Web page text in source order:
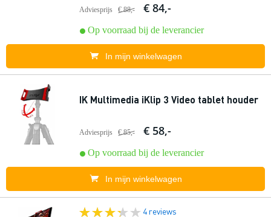
Adviesprijs € 88,- € 84,-
Op voorraad bij de leverancier
In mijn winkelwagen
IK Multimedia iKlip 3 Video tablet houder
Adviesprijs € 85,- € 58,-
Op voorraad bij de leverancier
In mijn winkelwagen
4 reviews